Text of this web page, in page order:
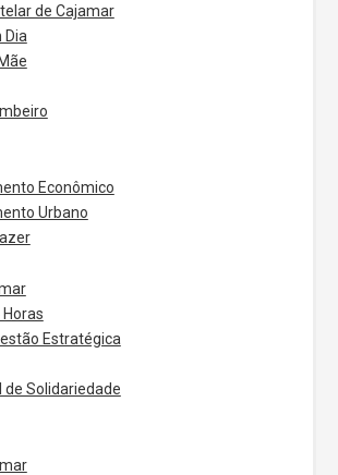
de Cajamar
Dia
Econômico
Urbano
Estratégica
de Solidariedade